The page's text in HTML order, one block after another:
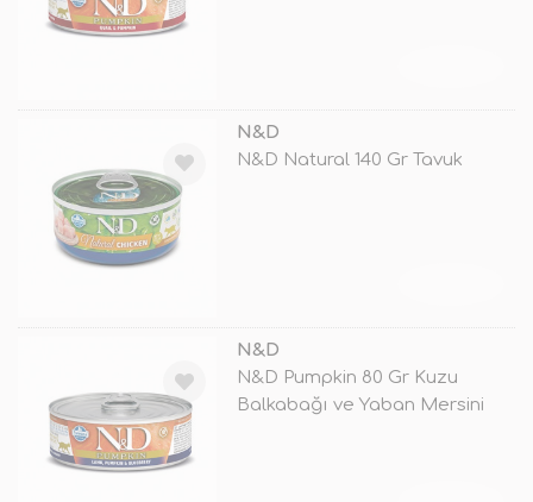
N&D
N&D Natural 140 Gr Tavuk
N&D
N&D Pumpkin 80 Gr Kuzu
Balkabağı ve Yaban Mersini